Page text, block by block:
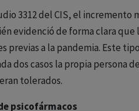
3312 del CIS, el incremento
evidenció de forma clara que
a la pandemia. Este
dos casos la propia
tolerados.
psicofármacos